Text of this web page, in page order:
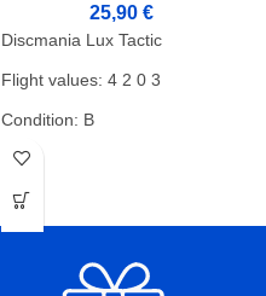
25,90 €
Discmania Lux Tactic
Flight values: 4 2 0 3
Condition: B
Weight: 173g
Markers: Rimmi Pohja